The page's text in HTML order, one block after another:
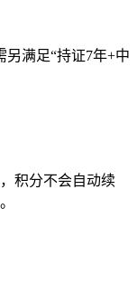
另满足“持证7年+中
积分不会自动续